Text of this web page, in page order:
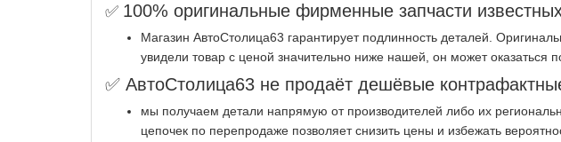
✅ 100% оригинальные фирменные запчасти
Магазин АвтоСтолица63 гарантирует подлинность деталей.
увидели товар с ценой значительно ниже нашей, он может
✅ АвтоСтолица63 не продаёт дешёвые
мы получаем детали напрямую от производителей либо их
цепочек по перепродаже позволяет снизить цены и избежать